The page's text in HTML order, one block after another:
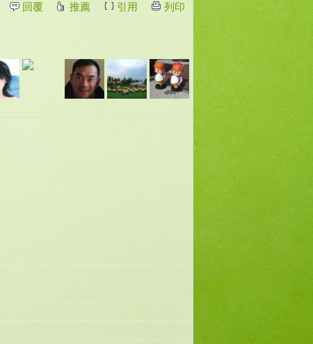
回覆 推薦 引用 列印